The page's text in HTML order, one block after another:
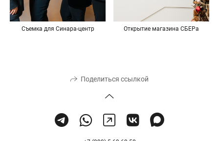
Съемка для Синара-центр Открытие магазина СБЕРа
Поделиться ссылкой